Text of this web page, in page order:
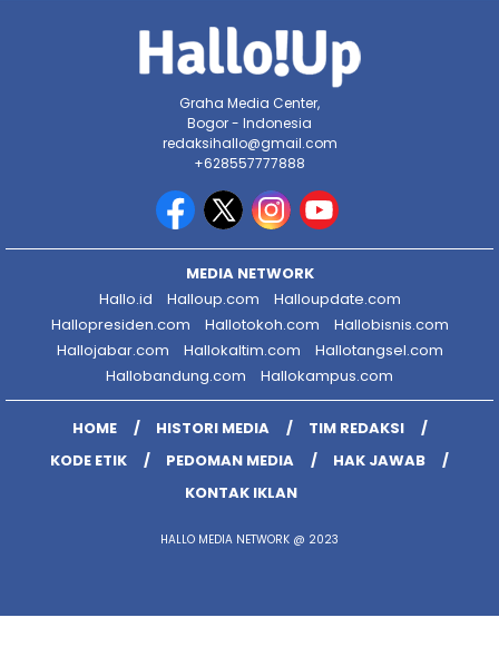
Graha Media Center,
Bogor - Indonesia
redaksihallo@gmail.com
+628557777888
MEDIA NETWORK
Hallo.id
Halloup.com
Halloupdate.com
Hallopresiden.com
Hallotokoh.com
Hallobisnis.com
Hallojabar.com
Hallokaltim.com
Hallotangsel.com
Hallobandung.com
Hallokampus.com
HOME HISTORI MEDIA
TIM REDAKSI
KODE ETIK
PEDOMAN MEDIA
HAK JAWAB
KONTAK IKLAN
HALLO MEDIA NETWORK @ 2023